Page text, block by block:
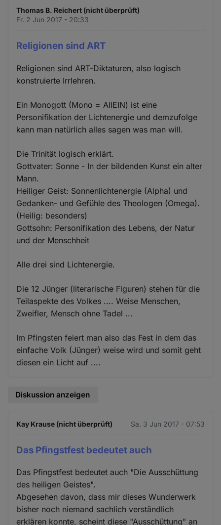
Thomas B. Reichert (nicht überprüft)
Fr. 2 Jun 2017 - 20:33
Religionen sind ART
Religionen sind ART-Diktaturen, also logisch
konstruierte Irrlehren.
Ein Monogott (Mono = AllEIN) ist eine
Personifikation der Lichtenergie und demzufolge
kann man natürlich alles sagen was man will.
Die Trinität logisch erklärt.
Gottvater: Sonne - In der bildenden Kunst ein alter
Mann.
Heiliger Geist: Sonnenlichtenergie (Alpha) und
Gedanken- und Gefühle des Theologen (Omega).
(Heilig: besonders)
Gottsohn: Personifikation des Lebens, der Natur
und der Menschheit
Alle drei sind Lichtenergie.
Die 12 Jünger (literarische Figuren) stehen für die
Teilaspekte des Volkes .... Weise Menschen,
Zweifler, Mensch ohne Tadel ...
Im Pfingsten feiert man also das Fest in dem das
einfache Volk (Jünger) weise wird und somit geht
diesen ein Licht auf ....
Diskussion anzeigen
Kay Krause (nicht überprüft) Sa. 3 Jun 2017 - 07:53
Das Pfingstfest bedeutet auch
Das Pfingstfest bedeutet auch "Die Ausschüttung
des heiligen Geistes".
Abgesehen davon, dass mir dieses Wunderwerk
bisher noch niemand sachlich verständlich
erklären konnte, scheint diese "Ausschüttung" an